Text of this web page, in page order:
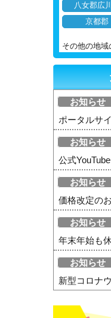
八女郡広
京都郡
その他の地域
お知らせ
ポータルサ
お知らせ
公式
お知らせ
価格改定の
お知らせ
年末年始も
お知らせ
新型コロナ